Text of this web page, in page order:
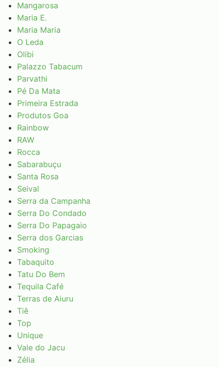
Mangarosa
Maria E.
Maria Maria
O Leda
Olibi
Palazzo Tabacum
Parvathi
Pé Da Mata
Primeira Estrada
Produtos Goa
Rainbow
RAW
Rocca
Sabarabuçu
Santa Rosa
Seival
Serra da Campanha
Serra Do Condado
Serra Do Papagaio
Serra dos Garcias
Smoking
Tabaquito
Tatu Do Bem
Tequila Café
Terras de Aiuru
Tiê
Top
Unique
Vale do Jacu
Zélia